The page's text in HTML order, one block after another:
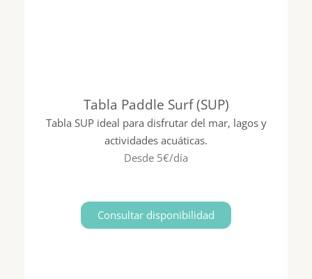
Tabla Paddle Surf (SUP)
Tabla SUP ideal para disfrutar del mar, lagos y
actividades acuáticas.
Desde 5€/día
Consultar disponibilidad